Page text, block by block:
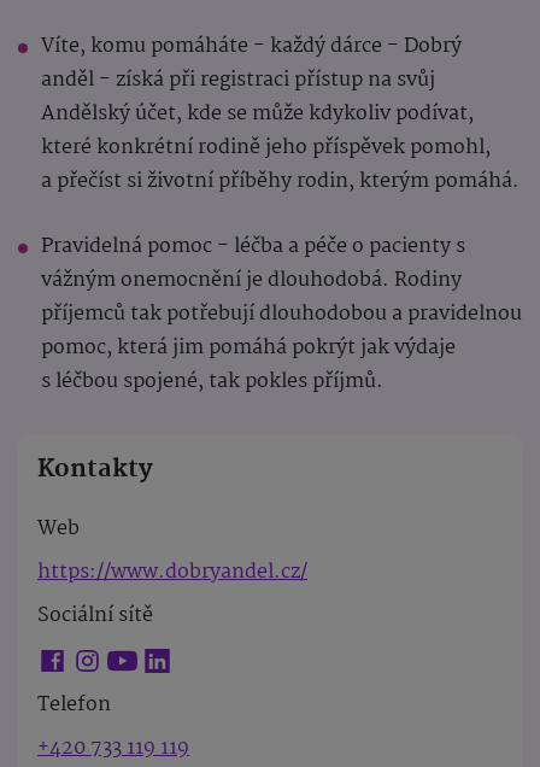
Víte, komu pomáháte - každý dárce - Dobrý
anděl - získá při registraci přístup na svůj
Andělský účet, kde se může kdykoliv podívat,
které konkrétní rodině jeho příspěvek pomohl,
a přečíst si životní příběhy rodin, kterým pomáhá.
Pravidelná pomoc - léčba a péče o pacienty s
vážným onemocnění je dlouhodobá. Rodiny
příjemců tak potřebují dlouhodobou a pravidelnou
pomoc, která jim pomáhá pokrýt jak výdaje
s léčbou spojené, tak pokles příjmů.
Kontakty
Web
https://www.dobryandel.cz/
Sociální sítě
Telefon
+420 733 119 119